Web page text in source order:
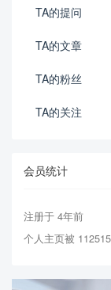
TA的提问
TA的文章
TA的粉丝
TA的关注
会员统计
注册于 4年前
个人主页被